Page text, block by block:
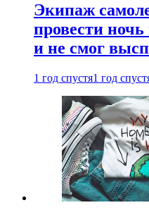
Экипаж
провести ночь
и не смог
1 год спустя1 год